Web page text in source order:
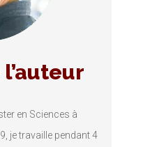
en Sciences à
je travaille pendant 4